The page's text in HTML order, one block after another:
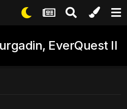
EverQuest II